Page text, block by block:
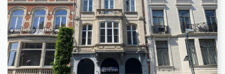
Te Huur: Flat
-
-
1
32 m²